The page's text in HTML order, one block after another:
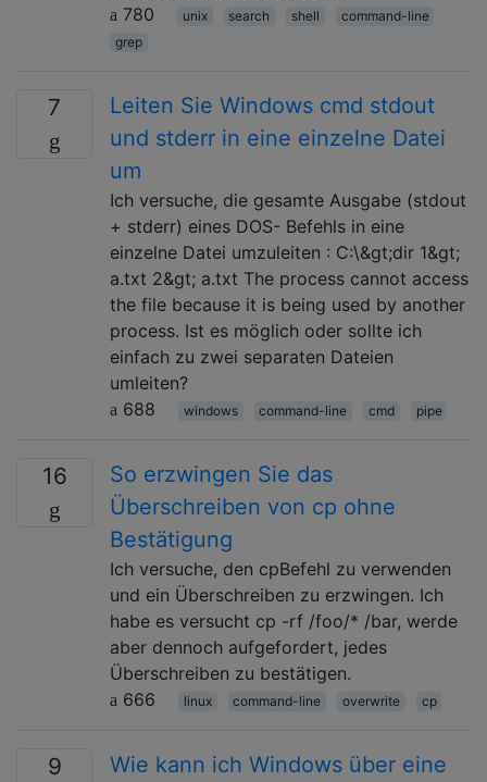
780
unix search shell
command-line
grep
7
Leiten Sie Windows cmd stdout
und stderr in eine einzelne Datei
um
Ich versuche, die gesamte Ausgabe (stdout
+ stderr) eines DOS- Befehls in eine
einzelne Datei umzuleiten : C:\&gt;dir 1&gt;
a.txt 2&gt; a.txt The process cannot access
the file because it is being used by another
process. Ist es möglich oder sollte ich
einfach zu zwei separaten Dateien
umleiten?
688
windows command-line cmd pipe
16
So erzwingen Sie das
Überschreiben von cp ohne
Bestätigung
Ich versuche, den cpBefehl zu verwenden
und ein Überschreiben zu erzwingen. Ich
habe es versucht cp -rf /foo/* /bar, werde
aber dennoch aufgefordert, jedes
Überschreiben zu bestätigen.
666
linux command-line overwrite cp
9
Wie kann ich Windows über eine